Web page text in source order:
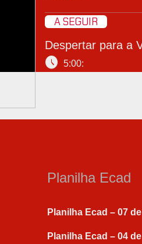
A SEGUIR
Despertar para a
schedule 5:00:
Planilha Ecad
Planilha Ecad – 07
Planilha Ecad – 04